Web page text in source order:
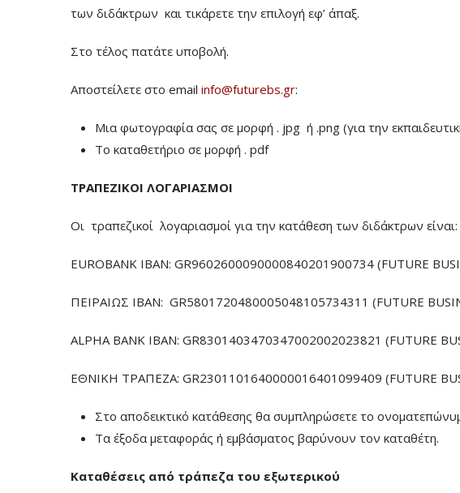
των διδάκτρων και τικάρετε την επιλογή εφ’ άπαξ.
Στο τέλος πατάτε υποβολή.
Αποστείλετε στο email info@futurebs.gr:
Μια φωτογραφία σας σε μορφή . jpg ή .png (για την
To καταθετήριο σε μορφή . pdf
ΤΡΑΠΕΖΙΚΟΙ ΛΟΓΑΡΙΑΣΜΟΙ
Οι τραπεζικοί λογαριασμοί για την κατάθεση των διδάκτρων είναι:
EUROBANK IBAN: GR9602600090000840201900734 (FUTURE
ΠΕΙΡΑΙΩΣ ΙΒΑΝ: GR5801720480005048105734311 (FUTURE
ALPHA BANK IBAN: GR8301403470347002002023821 (FUTURE
ΕΘΝΙΚΗ ΤΡΑΠΕΖΑ: GR2301101640000016401099409 (FUTURE
Στο αποδεικτικό κατάθεσης θα συμπληρώσετε το
Τα έξοδα μεταφοράς ή εμβάσματος βαρύνουν τον καταθέτη.
Καταθέσεις από τράπεζα του εξωτερικού